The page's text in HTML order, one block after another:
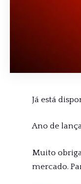
Já está
Ano de
Muito
mercado.